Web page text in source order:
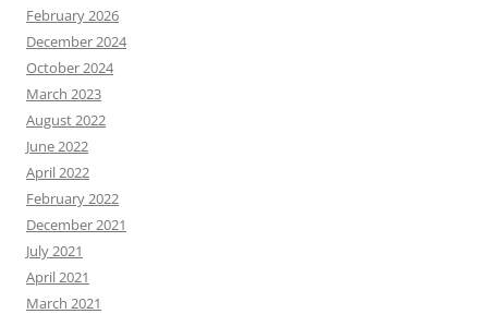
February 2026
December 2024
October 2024
March 2023
August 2022
June 2022
April 2022
February 2022
December 2021
July 2021
April 2021
March 2021